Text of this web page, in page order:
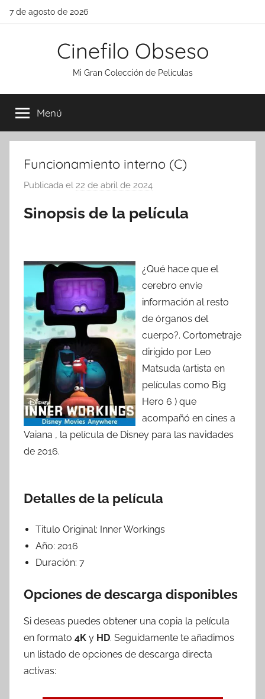
Saltar
7 de agosto de 2026
Cinefilo Obseso
Mi Gran Colección de Películas
Menú
Funcionamiento interno (C)
Publicada el 22 de abril de 2024
r
Sinopsis de la película
¿Qué hace que el
cerebro envíe
información al resto
de órganos del
cuerpo?. Cortometraje
dirigido por Leo
Matsuda (artista en
películas como Big
Hero 6 ) que
acompañó en cines a
Vaiana , la película de Disney para las navidades
de 2016.
Detalles de la película
Titulo Original: Inner Workings
Año: 2016
Duración: 7
Opciones de descarga disponibles
Si deseas puedes obtener una copia la película
en formato 4K y HD. Seguidamente te añadimos
un listado de opciones de descarga directa
activas: